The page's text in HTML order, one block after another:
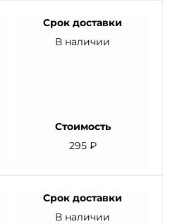
Срок доставки
В наличии
Стоимость
295 ₽
Срок доставки
В наличии